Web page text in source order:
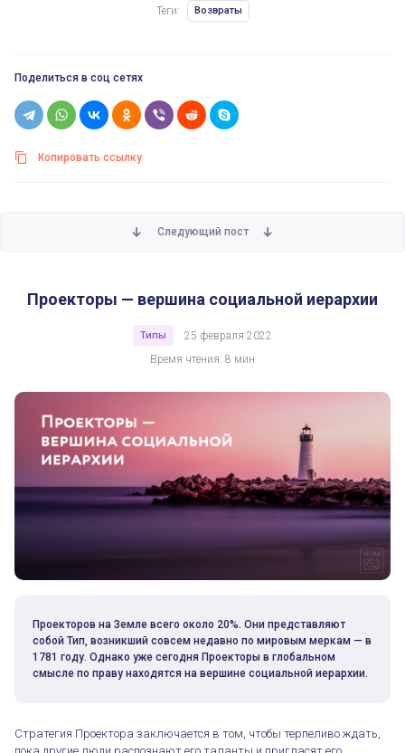
Теги: Возвраты
Поделиться в соц сетях
Копировать ссылку
Следующий пост
Проекторы — вершина социальной иерархии
Типы
25 февраля 2022
Время чтения: 8 мин
Проекторов на Земле всего около 20%. Они представляют
собой Тип, возникший совсем недавно по мировым меркам — в
1781 году. Однако уже сегодня Проекторы в глобальном
смысле по праву находятся на вершине социальной иерархии.
Стратегия Проектора заключается в том, чтобы терпеливо ждать,